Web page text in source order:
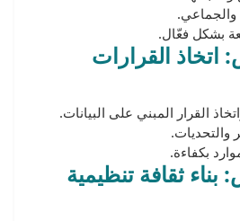
والجماعي.
بشكل فعّال.
اتخاذ القرارات
القرار المبني على البيانات.
والتحديات.
بكفاءة.
ثقافة تنظيمية